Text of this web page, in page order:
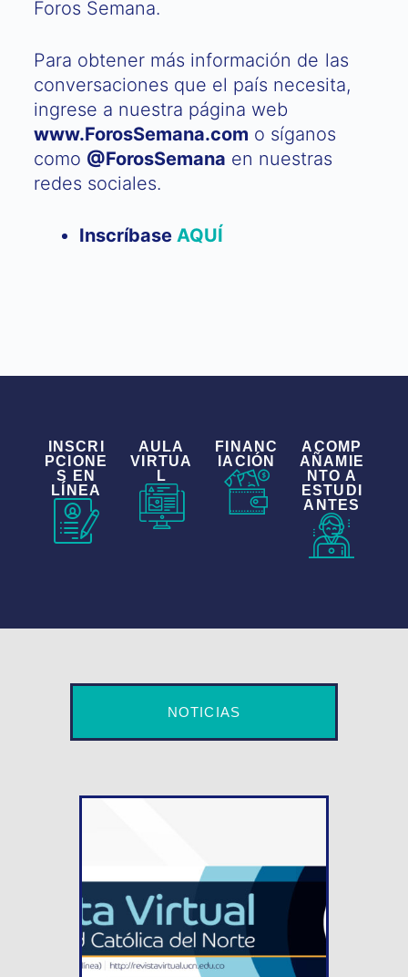
Foros Semana.
Para obtener más información de las
conversaciones que el país necesita,
ingrese a nuestra página web
www.ForosSemana.com o síganos
como @ForosSemana en nuestras
redes sociales.
InscríbaseAQUÍ
INSCRI
PCIONE
S EN
LÍNEA
AULA
VIRTUA
L
FINANC
IACIÓN
ACOMP
AÑAMIE
NTO A
ESTUDI
ANTES
NOTICIAS